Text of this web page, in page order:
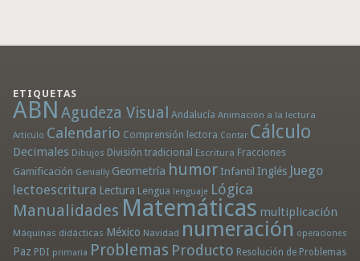
ETIQUETAS
ABN Agudeza Visual Andalucía Animación a la lectura
Artículo Calendario Comprensión lectora Contar Cálculo
Decimales Dibujos División tradicional Escritura Fracciones
Gamificación Genially Geometría humor Infantil Inglés Juego
lectoescritura Lectura Lengua lenguaje Lógica
Manualidades Matemáticas multiplicación
Máquinas didácticas México Navidad numeración operaciones
Paz PDI primaria Problemas Producto Resolución de Problemas